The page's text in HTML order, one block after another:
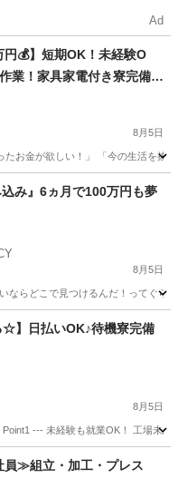
Ad
円💰】短期OK！未経験O
業！家具家電付き寮完備
8月5日
お金が欲しい！」 「今の生活を抜
み』6ヵ月で100万円も夢
8月5日
ならどこで見つけるんだ！ってぐ
☆】日払いOK♪待機寮完備
8月5日
--- 未経験も就業OK！ 工場未
≫組立・加工・プレス